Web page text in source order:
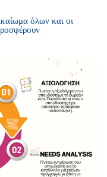
όλων και οι